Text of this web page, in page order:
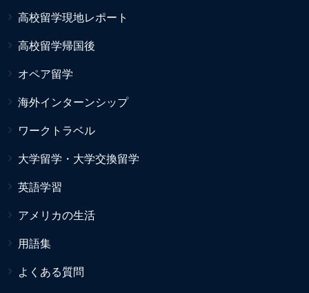
高校留学現地レポート
高校留学帰国後
オペア留学
海外インターンシップ
ワークトラベル
大学留学・大学交換留学
英語学習
アメリカの生活
用語集
よくある質問